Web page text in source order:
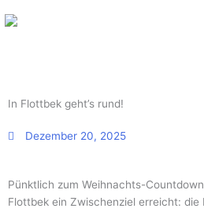
Inhalt
In Flottbek geht’s rund!
Dezember 20, 2025
Pünktlich zum Weihnachts-
Flottbek ein Zwischenziel erreicht: die